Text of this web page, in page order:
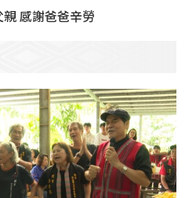
感謝爸爸辛勞